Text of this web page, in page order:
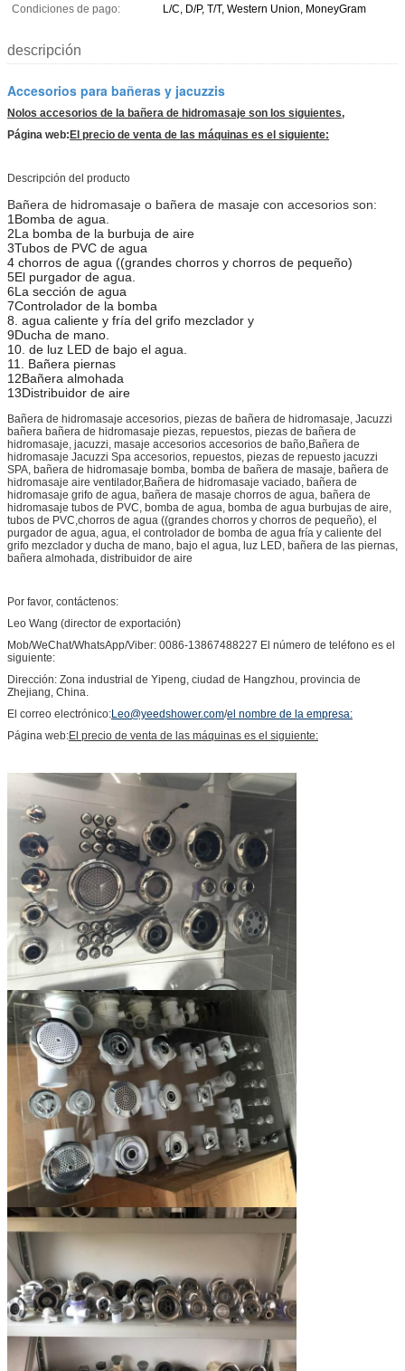
Condiciones de pago:
L/C, D/P, T/T, Western Union, MoneyGram
descripción
Accesorios para bañeras y jacuzzis
Nolos accesorios de la bañera de hidromasaje son los siguientes,
Página web:El precio de venta de las máquinas es el siguiente:
Descripción del producto
Bañera de hidromasaje o bañera de masaje con accesorios son:
1Bomba de agua.
2La bomba de la burbuja de aire
3Tubos de PVC de agua
4 chorros de agua ((grandes chorros y chorros de pequeño)
5El purgador de agua.
6La sección de agua
7Controlador de la bomba
8. agua caliente y fría del grifo mezclador y
9Ducha de mano.
10. de luz LED de bajo el agua.
11. Bañera piernas
12Bañera almohada
13Distribuidor de aire
Bañera de hidromasaje accesorios, piezas de bañera de hidromasaje, Jacuzzi
bañera bañera de hidromasaje piezas, repuestos, piezas de bañera de
hidromasaje, jacuzzi, masaje accesorios accesorios de baño,Bañera de
hidromasaje Jacuzzi Spa accesorios, repuestos, piezas de repuesto jacuzzi
SPA, bañera de hidromasaje bomba, bomba de bañera de masaje, bañera de
hidromasaje aire ventilador,Bañera de hidromasaje vaciado, bañera de
hidromasaje grifo de agua, bañera de masaje chorros de agua, bañera de
hidromasaje tubos de PVC, bomba de agua, bomba de agua burbujas de aire,
tubos de PVC,chorros de agua ((grandes chorros y chorros de pequeño), el
purgador de agua, agua, el controlador de bomba de agua fría y caliente del
grifo mezclador y ducha de mano, bajo el agua, luz LED, bañera de las piernas,
bañera almohada, distribuidor de aire
Por favor, contáctenos:
Leo Wang (director de exportación)
Mob/WeChat/WhatsApp/Viber: 0086-13867488227 El número de teléfono es el
siguiente:
Dirección: Zona industrial de Yipeng, ciudad de Hangzhou, provincia de
Zhejiang, China.
El correo electrónico:Leo@yeedshower.com/el nombre de la empresa:
Página web:El precio de venta de las máquinas es el siguiente: